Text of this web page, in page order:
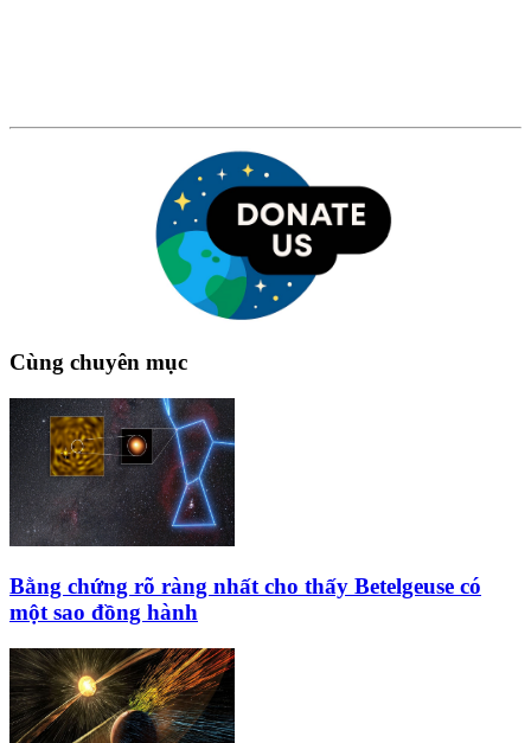
Cùng chuyên mục
Bằng chứng rõ ràng nhất cho thấy Betelgeuse có
một sao đồng hành